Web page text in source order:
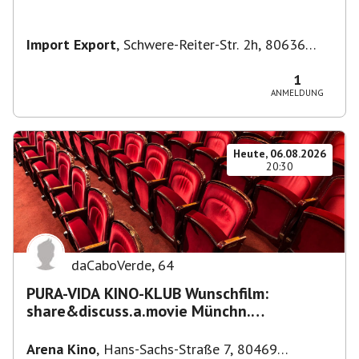
Import Export, Schwere-Reiter-Str. 2h, 80636
1
ANMELDUNG
Heute, 06.08.2026
20:30
daCaboVerde, 64
PURA-VIDA KINO-KLUB Wunschfilm:
share&discuss.a.movie Münchn.
Arena Kino, Hans-Sachs-Straße 7, 80469